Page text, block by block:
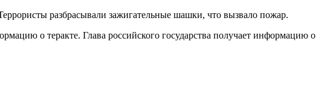
разбрасывали зажигательные шашки, что вызвало пожар.
о теракте. Глава российского государства получает информацию о